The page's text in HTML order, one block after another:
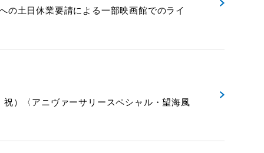
の土日休業要請による一部映画館でのライ
）〈アニヴァーサリースペシャル・望海風